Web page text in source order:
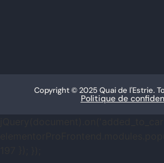
Copyright © 2025 Quai de l'Estrie.
Politique de